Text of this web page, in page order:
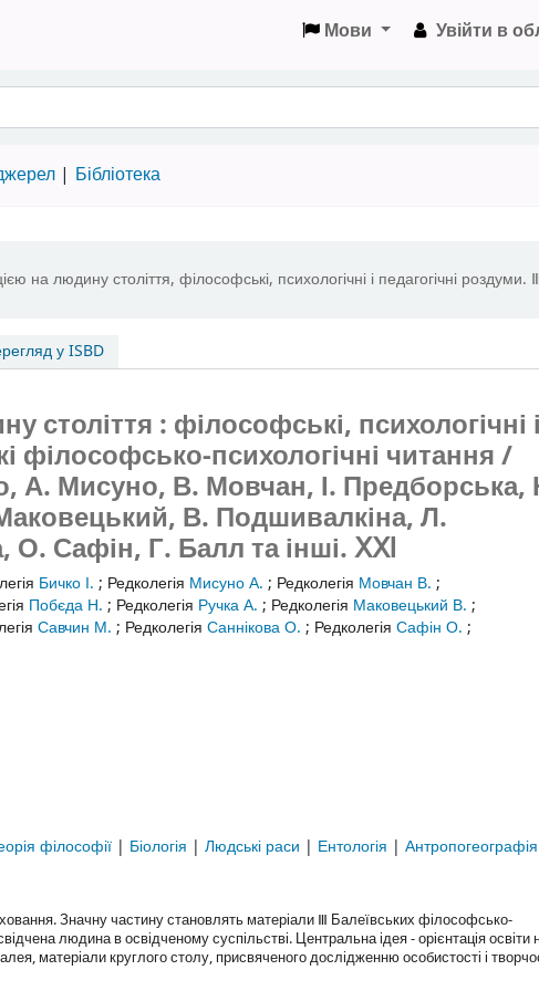
Мови Увійти в
Бібліотека
на людину століття, філософські, психологічні і педагогічні
у ISBD
століття : філософські, психологічні і
філософсько-психологічні читання /
А. Мисуно, В. Мовчан, І. Предборська,
В. Подшивалкіна, Л.
Сафін, Г. Балл та інші.ⅩⅪ
Бичко І. ; Редколегія Мисуно А. ; Редколегія Мовчан В. ;
Побєда Н. ; Редколегія Ручка А. ; Редколегія Маковецький В. ;
Савчин М. ; Редколегія Саннікова О. ; Редколегія Сафін О. ;
філософії | Біологія | Людські раси | Ентологія | Антропогеографія
Значну частину становлять матеріали Ⅲ Балеївських філософсько-
людина в освідченому суспільстві. Центральна ідея - орієнтація освіти
матеріали круглого столу, присвяченого дослідженню особистості і